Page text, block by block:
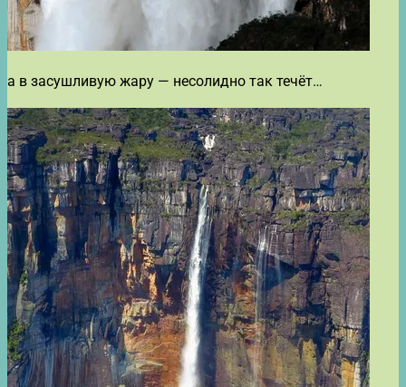
а в засушливую жару — несолидно так течёт…